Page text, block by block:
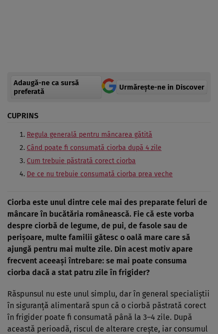
Adaugă-ne ca sursă
preferată
Urmărește-ne in Discover
CUPRINS
Regula generală pentru mâncarea gătită
Când poate fi consumată ciorba după 4 zile
Cum trebuie păstrată corect ciorba
De ce nu trebuie consumată ciorba prea veche
Ciorba este unul dintre cele mai des preparate feluri de
mâncare în bucătăria românească. Fie că este vorba
despre ciorbă de legume, de pui, de fasole sau de
perișoare, multe familii gătesc o oală mare care să
ajungă pentru mai multe zile. Din acest motiv apare
frecvent aceeași întrebare: se mai poate consuma
ciorba dacă a stat patru zile în frigider?
Răspunsul nu este unul simplu, dar în general specialiștii
în siguranță alimentară spun că o ciorbă păstrată corect
în frigider poate fi consumată până la 3–4 zile. După
această perioadă, riscul de alterare crește, iar consumul